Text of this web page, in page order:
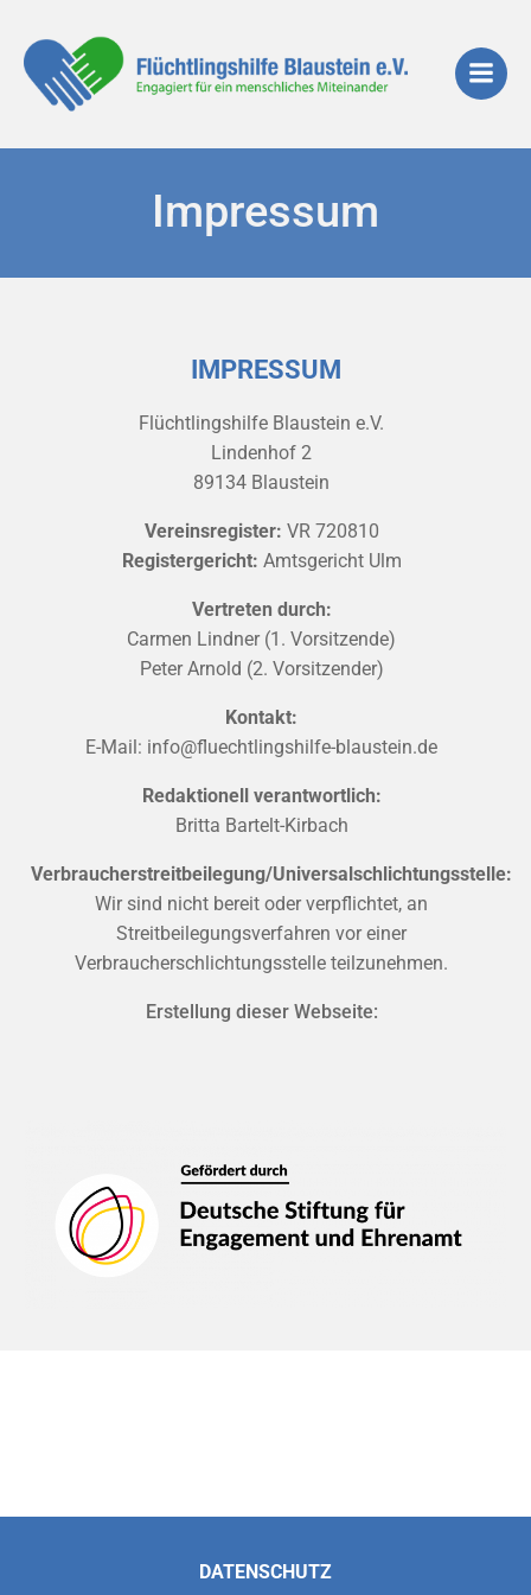
springen
Impressum
IMPRESSUM
Flüchtlingshilfe Blaustein e.V.
Lindenhof 2
89134 Blaustein
Vereinsregister: VR 720810
Registergericht: Amtsgericht Ulm
Vertreten durch:
Carmen Lindner (1. Vorsitzende)
Peter Arnold (2. Vorsitzender)
Kontakt:
E-Mail: info@fluechtlingshilfe-blaustein.de
Redaktionell verantwortlich:
Britta Bartelt-Kirbach
Verbraucherstreitbeilegung/Universalschlichtungsstelle:
Wir sind nicht bereit oder verpflichtet, an
Streitbeilegungsverfahren vor einer
Verbraucherschlichtungsstelle teilzunehmen.
Erstellung dieser Webseite:
DATENSCHUTZ